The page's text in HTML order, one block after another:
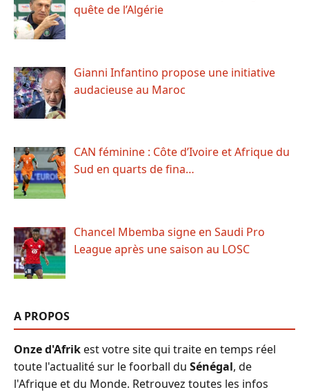
quête de l’Algérie
Gianni Infantino propose une initiative
audacieuse au Maroc
CAN féminine : Côte d’Ivoire et Afrique du
Sud en quarts de fina…
Chancel Mbemba signe en Saudi Pro
League après une saison au LOSC
A PROPOS
Onze d'Afrikest votre site qui traite en temps réel
toute l'actualité sur le foorball du Sénégal, de
l'Afrique et du Monde. Retrouvez toutes les infos